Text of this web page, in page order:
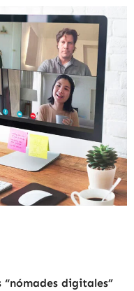
“nómades digitales”